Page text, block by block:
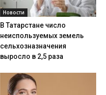
Новости
В Татарстане число
неиспользуемых земель
сельхозназначения
выросло в 2,5 раза